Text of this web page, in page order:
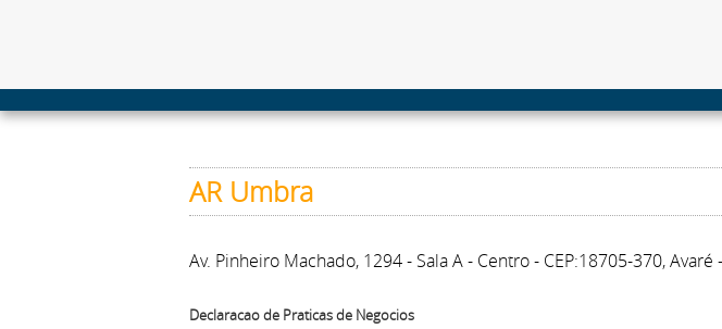
AR Umbra
Av. Pinheiro Machado, 1294 - Sala A - Centro - CEP:18705-370, Avaré
Declaracao de Praticas de Negocios